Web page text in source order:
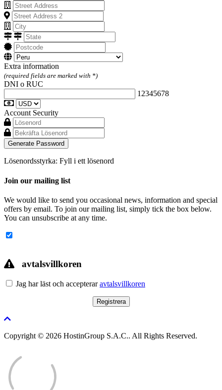
Extra information
(required fields are marked with *)
DNI o RUC
12345678
Account Security
Generate Password
Lösenordsstyrka: Fyll i ett lösenord
Join our mailing list
We would like to send you occasional news, information and special
offers by email. To join our mailing list, simply tick the box below.
You can unsubscribe at any time.
avtalsvillkoren
Jag har läst och accepteraravtalsvillkoren
Copyright © 2026 HostinGroup S.A.C.. All Rights Reserved.